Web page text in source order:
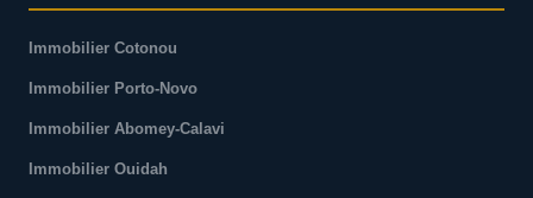
Immobilier Cotonou
Immobilier Porto-Novo
Immobilier Abomey-Calavi
Immobilier Ouidah